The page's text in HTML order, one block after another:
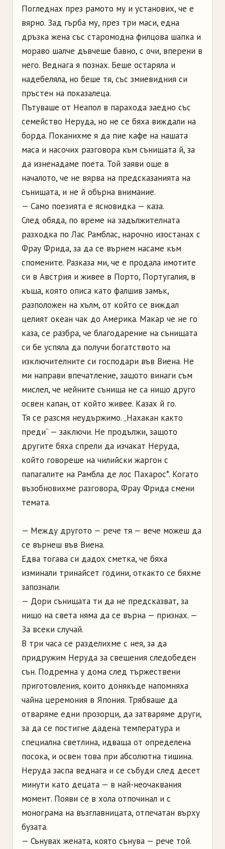
Погледнах през рамото му и установих, че е
вярно. Зад гърба му, през три маси, една
дръзка жена със старомодна филцова шапка и
мораво шалче дъвчеше бавно, с очи, вперени в
него. Веднага я познах. Беше остаряла и
надебеляла, но беше тя, със змиевидния си
пръстен на показалеца.
Пътуваше от Неапол в парахода заедно със
семейство Неруда, но не се бяха виждали на
борда. Поканихме я да пие кафе на нашата
маса и насочих разговора към сънищата й, за
да изненадаме поета. Той заяви още в
началото, че не вярва на предсказанията на
сънищата, и не й обърна внимание.
— Само поезията е ясновидка — каза.
След обяда, по време на задължителната
разходка по Лас Рамблас, нарочно изостанах с
Фрау Фрида, за да се върнем насаме към
спомените. Разказа ми, че е продала имотите
си в Австрия и живее в Порто, Португалия, в
къща, която описа като фалшив замък,
разположен на хълм, от който се виждал
целият океан чак до Америка. Макар че не го
каза, се разбра, че благодарение на сънищата
си бе успяла да получи богатството на
изключителните си господари във Виена. Не
ми направи впечатление, защото винаги съм
мислел, че нейните сънища не са нищо друго
освен капан, от който живее. Казах й го.
Тя се разсмя неудържимо. „Нахакан както
преди“ — заключи. Не продължи, защото
другите бяха спрели да изчакат Неруда,
който говореше на чилийски жаргон с
папагалите на Рамбла де лос Пахарос*. Когато
възобновихме разговора, Фрау Фрида смени
темата.
— Между другото — рече тя — вече можеш да
се върнеш във Виена.
Едва тогава си дадох сметка, че бяха
изминали тринайсет години, откакто се бяхме
запознали.
— Дори сънищата ти да не предсказват, за
нищо на света няма да се върна — признах. —
За всеки случай.
В три часа се разделихме с нея, за да
придружим Неруда за свещения следобеден
сън. Подремна у дома след тържествени
приготовления, които донякъде напомняха
чайна церемония в Япония. Трябваше да
отваряме едни прозорци, да затваряме други,
за да се постигне дадена температура и
специална светлина, идваща от определена
посока, и освен това при абсолютна тишина.
Неруда заспа веднага и се събуди след десет
минути като децата — в най-неочаквания
момент. Появи се в хола отпочинал и с
монограма на възглавницата, отпечатан върху
бузата.
— Сънувах жената, която сънува — рече той.